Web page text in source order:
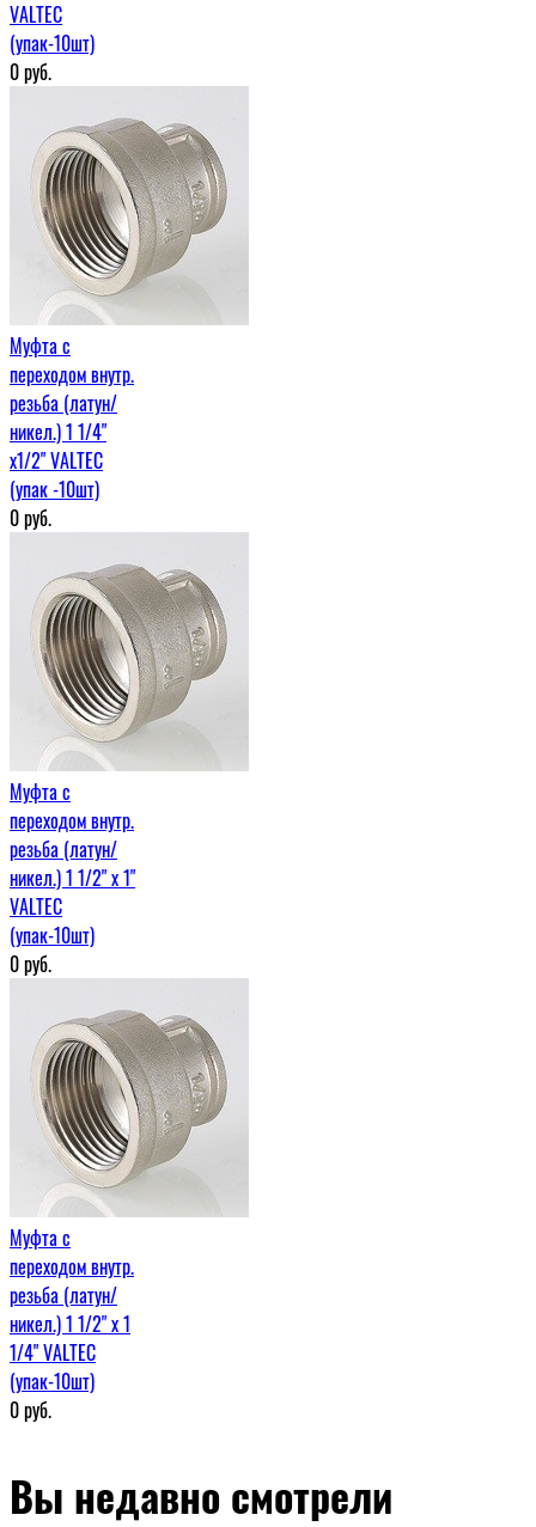
VALTEC
(упак-10шт)
0руб.
Муфта c
переходом внутр.
резьба (латун/
никел.) 1 1/4"
х1/2" VALTEC
(упак -10шт)
0руб.
Муфта c
переходом внутр.
резьба (латун/
никел.) 1 1/2" х 1"
VALTEC
(упак-10шт)
0руб.
Муфта c
переходом внутр.
резьба (латун/
никел.) 1 1/2" х 1
1/4" VALTEC
(упак-10шт)
0руб.
Вы недавно смотрели